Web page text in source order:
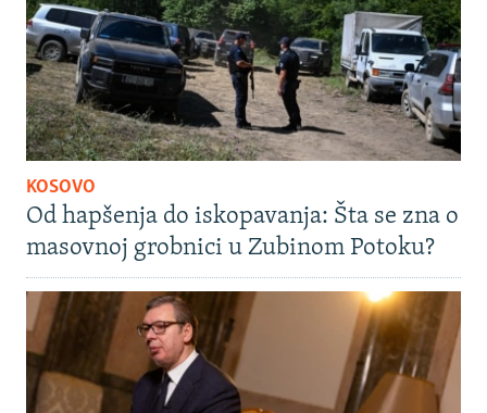
KOSOVO
Od hapšenja do iskopavanja: Šta se zna o
masovnoj grobnici u Zubinom Potoku?